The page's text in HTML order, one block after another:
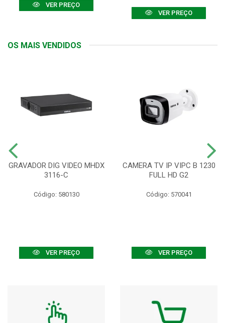
VER PREÇO
VER PREÇO
OS MAIS VENDIDOS
GRAVADOR DIG VIDEO MHDX
3116-C
Código: 580130
VER PREÇO
CAMERA TV IP VIPC B 1230
FULL HD G2
Código: 570041
VER PREÇO